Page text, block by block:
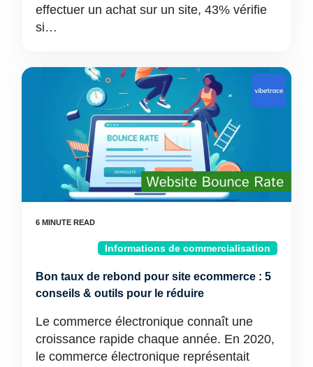
effectuer un achat sur un site, 43% vérifie
si…
Informations de commercialisation
Bon taux de rebond pour site ecommerce : 5
conseils & outils pour le réduire
Le commerce électronique connaît une
croissance rapide chaque année. En 2020,
le commerce électronique représentait